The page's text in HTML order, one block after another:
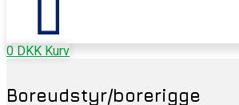
0 DKK Kurv
Boreudstyr/borerigge